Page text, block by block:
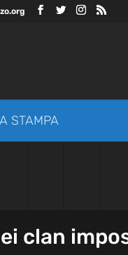
STAMPA
clan